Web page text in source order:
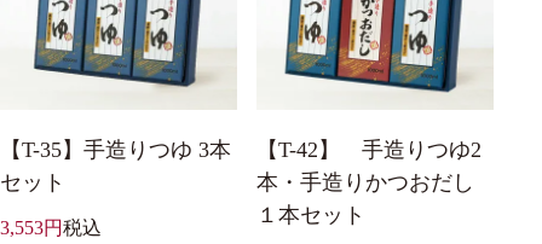
【T-35】手造りつゆ 3本
セット
3,553 税込
【T-42】 手造りつゆ2
本・手造りかつおだし
１本セット